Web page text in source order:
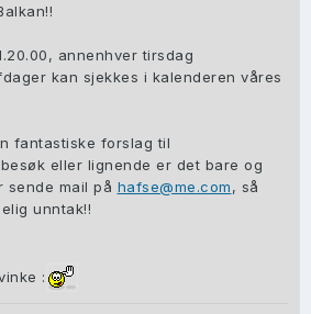
annenhver tirsdag
kan sjekkes i kalenderen våres
fantastiske forslag til
eller lignende er det bare og
sende mail på hafse@me.com, så
unntak!!
: